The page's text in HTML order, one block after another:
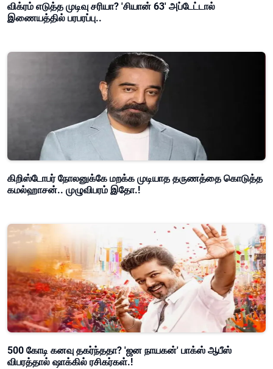
விக்ரம் எடுத்த முடிவு சரியா? 'சியான் 63' அப்டேட்டால்
இணையத்தில் பரபரப்பு..
கிறிஸ்டோபர் நோலனுக்கே மறக்க முடியாத தருணத்தை கொடுத்த
கமல்ஹாசன்.. முழுவிபரம் இதோ.!
500 கோடி கனவு தகர்ந்ததா? 'ஜன நாயகன்' பாக்ஸ் ஆபீஸ்
விபரத்தால் ஷாக்கில் ரசிகர்கள்.!